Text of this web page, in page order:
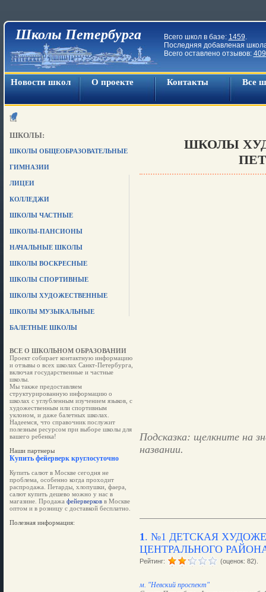
Школы Петербурга Всего школ в базе: 1459.
Последняя добавленая
Всего оставлено отзывов:
Новости школ О проекте Контакты Все
ШКОЛЫ:
ШКОЛЫ ОБЩЕОБРАЗОВАТЕЛЬНЫЕ
ГИМНАЗИИ
ЛИЦЕИ
КОЛЛЕДЖИ
ШКОЛЫ ЧАСТНЫЕ
ШКОЛЫ-ПАНСИОНЫ
НАЧАЛЬНЫЕ ШКОЛЫ
ШКОЛЫ ВОСКРЕСНЫЕ
ШКОЛЫ СПОРТИВНЫЕ
ШКОЛЫ ХУДОЖЕСТВЕННЫЕ
ШКОЛЫ МУЗЫКАЛЬНЫЕ
БАЛЕТНЫЕ ШКОЛЫ
ВСЕ О ШКОЛЬНОМ ОБРАЗОВАНИИ
Проект собирает контактную информацию
и отзывы о всех школах Санкт-Петербурга,
включая государственные и частные
школы.
Мы также предоставляем
структурированную информацию о
школах с углубленным изучением языков, с
художественным или спортивным
уклоном, и даже балетных школах.
Надеемся, что справочник послужит
полезным ресурсом при выборе школы для
вашего ребенка!
Наши партнеры
Купить фейерверк круглосуточно
Купить салют в Москве сегодня не
проблема, особенно когда проходит
распродажа. Петарды, хлопушки, фаера,
салют купить дешево можно у нас в
магазине. Продажа фейерверковв Москве
оптом и в розницу с доставкой бесплатно.
Полезная информация:
ШКОЛЫ
Подсказка: щелкните на
названии.
1. №1 ДЕТСКАЯ
ЦЕНТРАЛЬНОГО
Рейтинг: (оценок: 82).
м. "Невский проспект"